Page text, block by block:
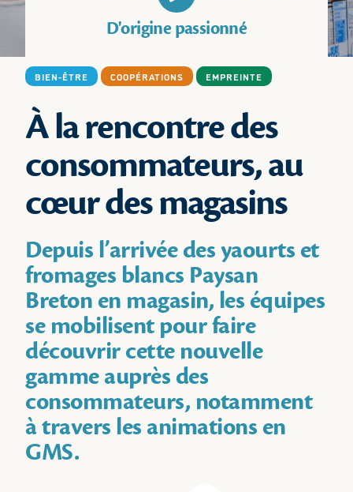
D'origine passionné
BIEN-ÊTRE COOPÉRATIONS EMPREINTE
À la rencontre des
consommateurs, au
cœur des magasins
Depuis l’arrivée des yaourts et
fromages blancs Paysan
Breton en magasin, les équipes
se mobilisent pour faire
découvrir cette nouvelle
gamme auprès des
consommateurs, notamment
à travers les animations en
GMS.